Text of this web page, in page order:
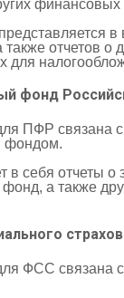
также отчетов о
для
фонд
ПФР связана
фондом.
в себя отчеты о
а также
ФСС связана